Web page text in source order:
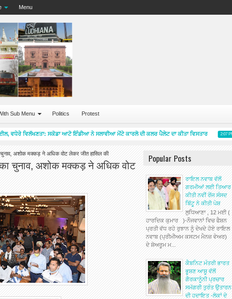
Menu
Sub Menu Politics Protest
ਵਧੇਰੇ ਵਿਲੱਖਣਤਾ: ਸਕੋਡਾ ਆਟੋ ਇੰਡੀਆ ਨੇ ਸਲਾਵੀਆ ਮੋਂਟੇ ਕਾਰਲੋ ਦੀ ਕਲਰ ਪੈਲੇਟ ਦਾ ਕੀਤਾ ਵਿਸਤਾਰ 2:07 PM
चुनाव, अशोक मक्कड़ ने अधिक वोट लेकर जीत हासिल की
का चुनाव, अशोक मक्कड़ ने अधिक वोट
Popular Posts
ਰਾਇਲ ਨਵਾਬ ਵੱਲੋਂ
ਗਰਮੀਆਂ ਲਈ ਤਿਆਰ
ਕੀਤੀ ਨਵੀਂ ਰੇਂਜ ਸੰਸਦ
ਬਿੱਟੂ ਨੇ ਕੀਤੀ ਪੇਸ਼
ਲੁਧਿਆਣਾ , 12 ਮਈ (
ਹਾਰਦਿਕ ਕੁਮਾਰ )-ਨੌਜਵਾਨਾਂ ਵਿਚ ਫੈਸ਼ਨ
ਪ੍ਰਤੀ ਵੱਧ ਰਹੇ ਰੁਝਾਨ ਨੂੰ ਦੇਖਦੇ ਹੋਏ ਰਾਇਲ
ਨਵਾਬ (ਪ੍ਰੀਮੀਅਮ ਕਸਟਮ ਮੈਨਜ਼ ਵੇਅਰ)
ਦੇ ਸ਼ੋਅਰੂਮ ਮ...
ਕੈਬਨਿਟ ਮੰਤਰੀ ਭਾਰਤ
ਭੂਸ਼ਣ ਆਸ਼ੂ ਵੱਲੋਂ
ਗੈਰਕਾਨੂੰਨੀ ਪ੍ਰਚਾਰ
ਸਮੱਗਰੀ ਤੁਰੰਤ ਉਤਾਰਨ
ਦੀ ਹਦਾਇਤ -ਲੋਕਾਂ ਦੇ